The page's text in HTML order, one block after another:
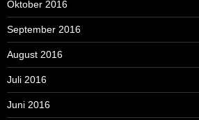
Oktober 2016
September 2016
August 2016
Juli 2016
Juni 2016